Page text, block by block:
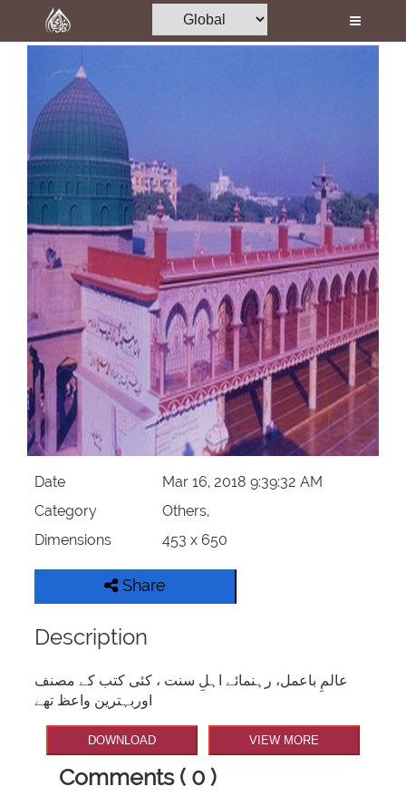
Home
Books
Media
Madani Channel
Rohani Ilaj
Blog
Magazine
Departments
Our Websites
More
Date
Mar 16, 2018 9:39:32 AM
Category
Others,
Dimensions
453 x 650
Share
Description
عالمِ باعمل، رہنمائے اہلِ سنت ، کئی کتب کے مصنف
اوربہترین واعظ تھے
DOWNLOAD VIEW MORE
Comments ( 0 )